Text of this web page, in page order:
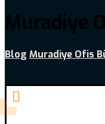
Muradiye
Blog Muradiye Ofis